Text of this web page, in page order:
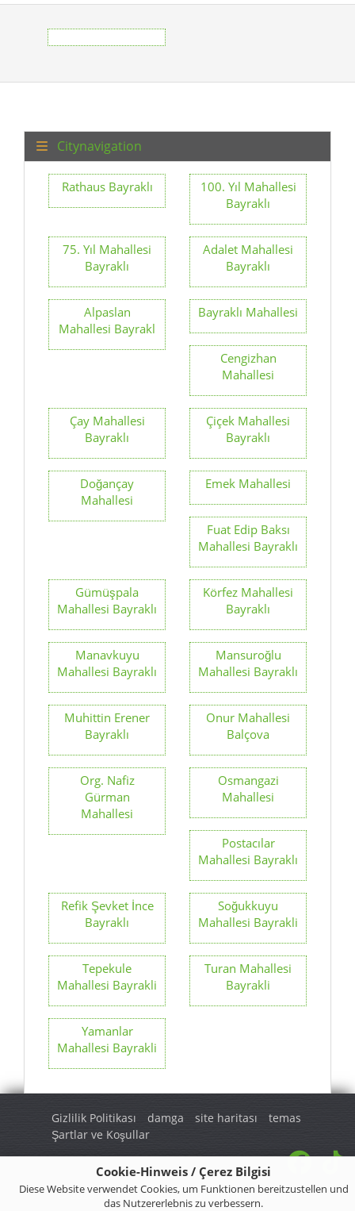
Cookie-Hinweis / Çerez Bilgisi
Diese Website verwendet Cookies, um Funktionen bereitzustellen und
das Nutzererlebnis zu verbessern.
Citynavigation
Rathaus Bayraklı
100. Yıl Mahallesi
Bayraklı
75. Yıl Mahallesi
Bayraklı
Adalet Mahallesi
Bayraklı
Alpaslan
Mahallesi Bayrakl
Bayraklı Mahallesi
Cengizhan
Mahallesi
Çay Mahallesi
Bayraklı
Çiçek Mahallesi
Bayraklı
Doğançay
Mahallesi
Emek Mahallesi
Fuat Edip Baksı
Mahallesi Bayraklı
Gümüşpala
Mahallesi Bayraklı
Körfez Mahallesi
Bayraklı
Manavkuyu
Mahallesi Bayraklı
Mansuroğlu
Mahallesi Bayraklı
Muhittin Erener
Bayraklı
Onur Mahallesi
Balçova
Org. Nafiz
Gürman
Mahallesi
Osmangazi
Mahallesi
Postacılar
Mahallesi Bayraklı
Refik Şevket İnce
Bayraklı
Soğukkuyu
Mahallesi Bayrakli
Tepekule
Mahallesi Bayrakli
Turan Mahallesi
Bayrakli
Yamanlar
Mahallesi Bayrakli
Gizlilik Politikası damga site haritası
temas
Şartlar ve Koşullar
© 2026 Turkey Regional. Tüm hakları saklıdır.